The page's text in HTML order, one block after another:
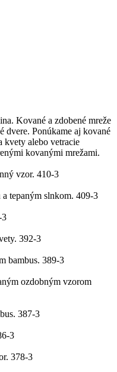
Kované a zdobené mreže
dvere. Ponúkame aj kované
kvety alebo vetracie
kovanými mrežami.
vzor. 410-3
tepaným slnkom. 409-3
3
392-3
bambus. 389-3
ozdobným vzorom
387-3
3
378-3